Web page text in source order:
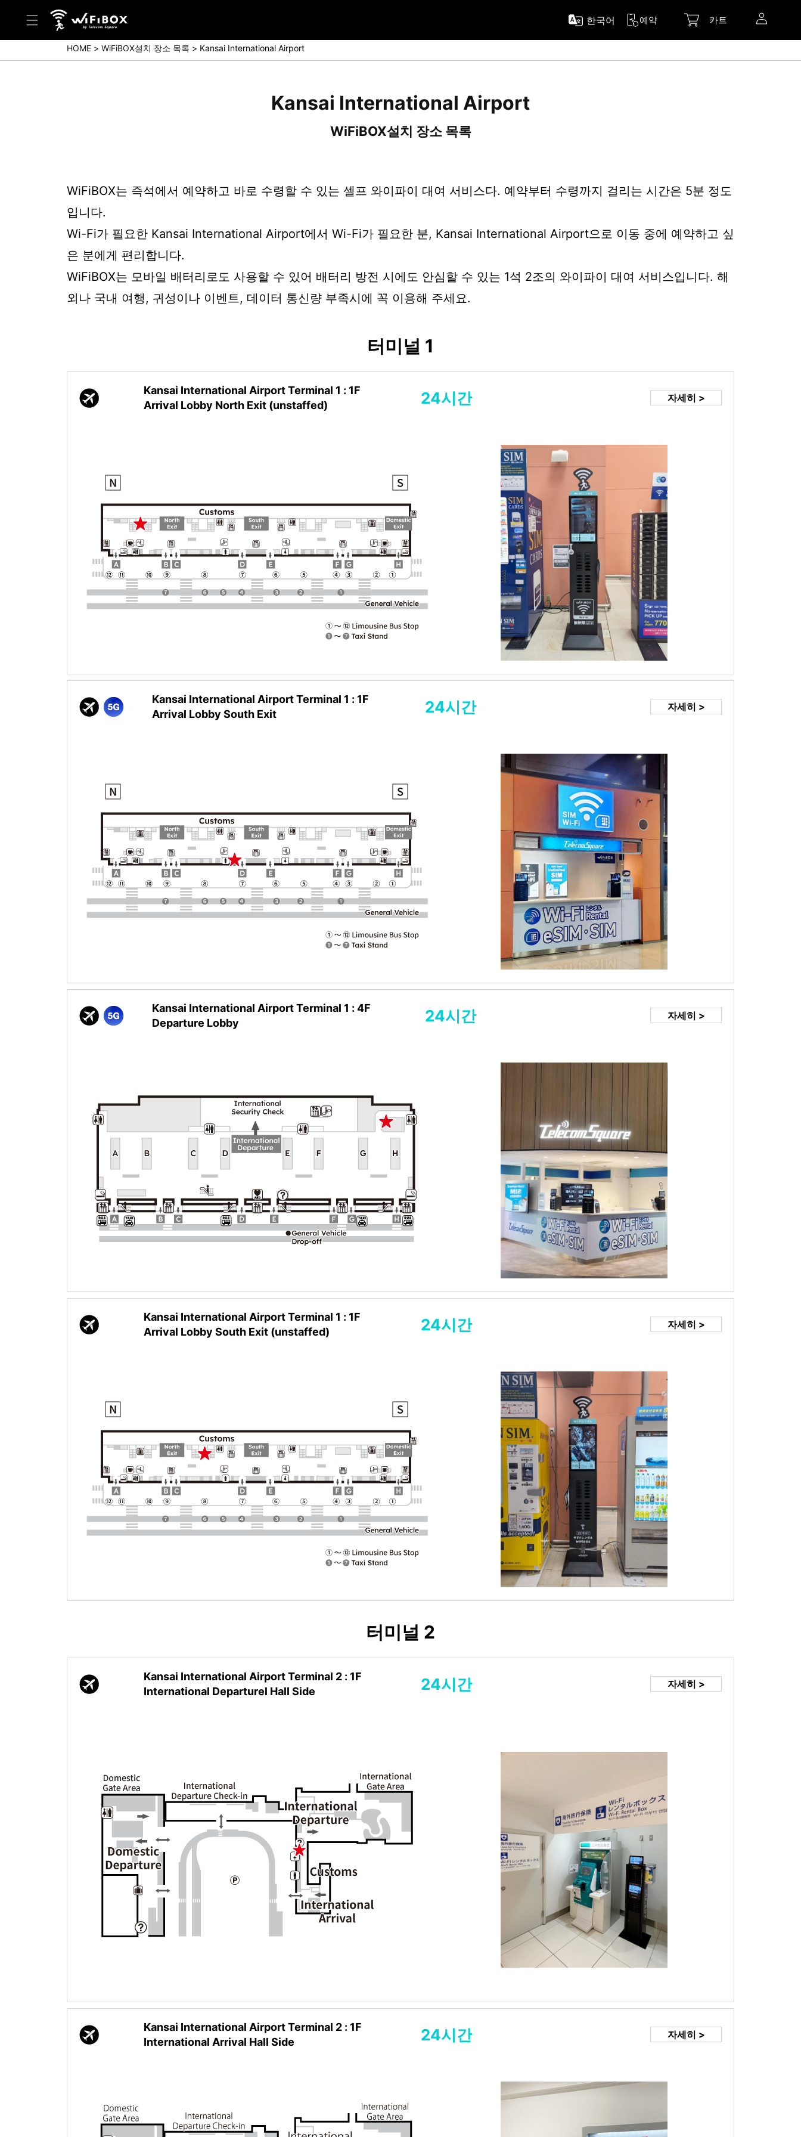
도움말/문의
한국어 예약 카트
HOME WiFiBOX설치 장소 목록 Kansai International Airport
Kansai International Airport
WiFiBOX설치 장소 목록
WiFiBOX는 즉석에서 예약하고 바로 수령할 수 있는 셀프 와이파이 대여 서비스다. 예약부터 수령까지 걸리는 시간은 5분 정도
입니다.
Wi-Fi가 필요한 Kansai International Airport에서 Wi-Fi가 필요한 분, Kansai International Airport으로 이동 중에 예약하고 싶
은 분에게 편리합니다.
WiFiBOX는 모바일 배터리로도 사용할 수 있어 배터리 방전 시에도 안심할 수 있는 1석 2조의 와이파이 대여 서비스입니다. 해
외나 국내 여행, 귀성이나 이벤트, 데이터 통신량 부족시에 꼭 이용해 주세요.
터미널 1
Kansai International Airport Terminal 1 : 1F
Arrival Lobby North Exit (unstaffed)
24시간 자세히 >
Kansai International Airport Terminal 1 : 1F
Arrival Lobby South Exit
24시간 자세히 >
Kansai International Airport Terminal 1 : 4F
Departure Lobby
24시간 자세히 >
Kansai International Airport Terminal 1 : 1F
Arrival Lobby South Exit (unstaffed)
24시간 자세히 >
터미널 2
Kansai International Airport Terminal 2 : 1F
International Departurel Hall Side
24시간 자세히 >
Kansai International Airport Terminal 2 : 1F
International Arrival Hall Side
24시간 자세히 >